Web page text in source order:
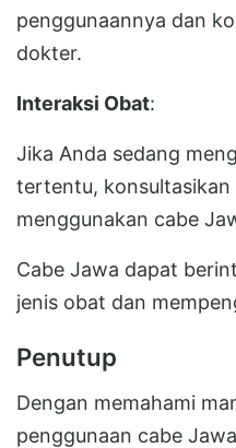
penggunaannya dan
dokter.
Interaksi Obat:
Jika Anda sedang
tertentu,
menggunakan cabe
Cabe Jawa dapat
jenis obat dan
Penutup
Dengan memahami
penggunaan cabe